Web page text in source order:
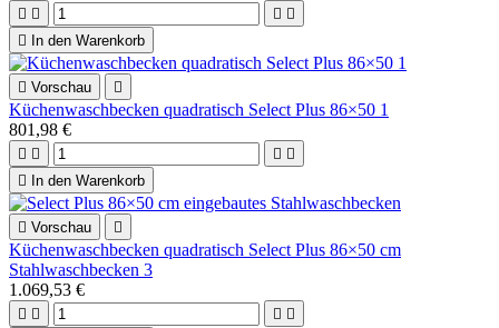
   

In den Warenkorb
 Vorschau 
Küchenwaschbecken quadratisch Select Plus 86×50 1
801,98 €
   

In den Warenkorb
 Vorschau 
Küchenwaschbecken quadratisch Select Plus 86×50 cm
Stahlwaschbecken 3
1.069,53 €
   